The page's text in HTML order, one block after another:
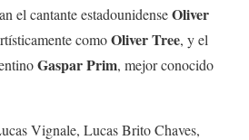
el cantante estadounidenseOliver
comoOliver Tree, y el
Gaspar Prim, mejor conocido
Vignale, Lucas Brito Chaves,